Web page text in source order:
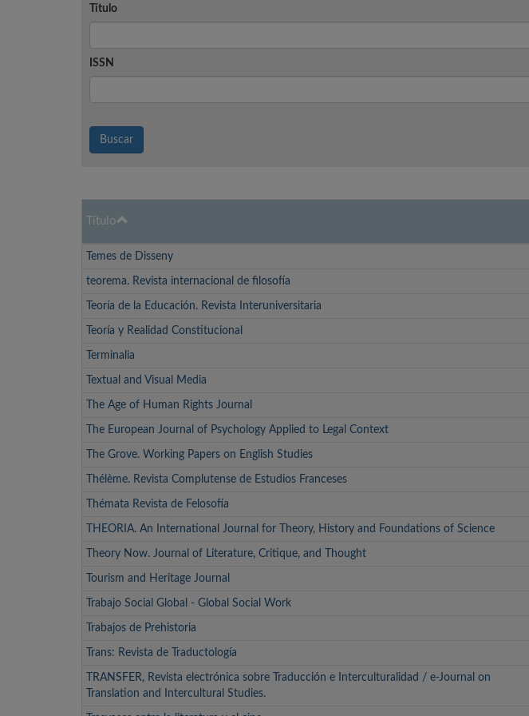
Título
ISSN
Buscar
Título
Temes de Disseny
teorema. Revista internacional de filosofía
Teoría de la Educación. Revista Interuniversitaria
Teoría y Realidad Constitucional
Terminalia
Textual and Visual Media
The Age of Human Rights Journal
The European Journal of Psychology Applied to Legal Context
The Grove. Working Papers on English Studies
Thélème. Revista Complutense de Estudios Franceses
Thémata Revista de Felosofía
THEORIA. An International Journal for Theory, History and Foundations of Science
Theory Now. Journal of Literature, Critique, and Thought
Tourism and Heritage Journal
Trabajo Social Global - Global Social Work
Trabajos de Prehistoria
Trans: Revista de Traductología
TRANSFER, Revista electrónica sobre Traducción e Interculturalidad / e-Journal on
Translation and Intercultural Studies.